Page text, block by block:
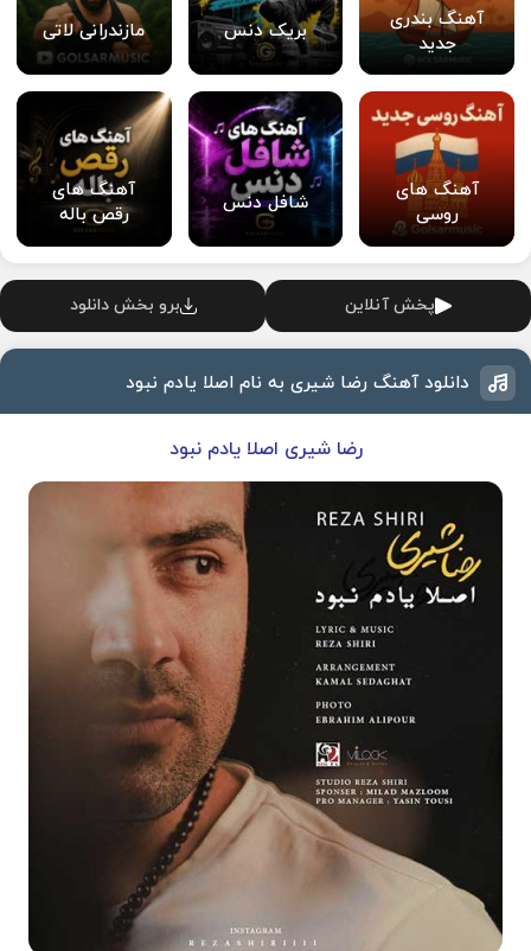
آهنگ بندری
جدید
بریک دنس مازندرانی لاتی
آهنگ های
روسی
شافل دنس
آهنگ های
رقص باله
پخش آنلاین برو بخش دانلود
دانلود آهنگ رضا شیری به نام اصلا یادم نبود
رضا شیری اصلا یادم نبود